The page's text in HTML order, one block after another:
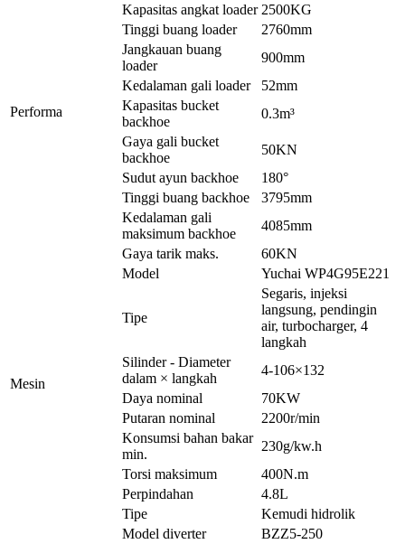
Performa
Kapasitas angkat loader 2500KG
Tinggi buang loader
2760mm
Jangkauan buang
loader
900mm
Kedalaman gali loader
52mm
Kapasitas bucket
backhoe
0.3m³
Gaya gali bucket
backhoe
50KN
Sudut ayun backhoe
180°
Tinggi buang backhoe
3795mm
Kedalaman gali
maksimum backhoe
4085mm
Gaya tarik maks.
60KN
Mesin
Model Yuchai WP4G95E221
Tipe
Segaris, injeksi
langsung, pendingin
air, turbocharger, 4
langkah
Silinder - Diameter
dalam × langkah
4-106×132
Daya nominal
70KW
Putaran nominal
2200r/min
Konsumsi bahan bakar
min.
230g/kw.h
Torsi maksimum
400N.m
Perpindahan
4.8L
Tipe
Kemudi hidrolik
Model diverter
BZZ5-250